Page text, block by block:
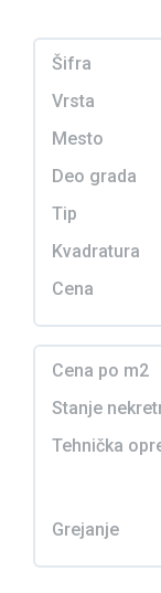
Šifra
Vrsta
Mesto
Deo grada
Tip
Kvadratura
Cena
Cena po m2
Stanje
Tehnička
Grejanje